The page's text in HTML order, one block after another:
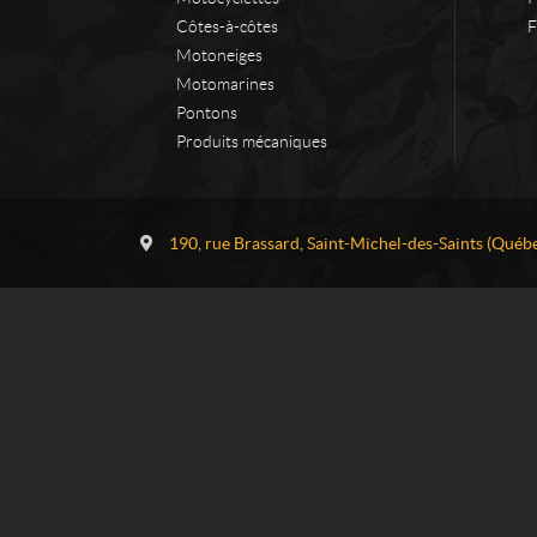
Côtes-à-côtes
Motoneiges
Motomarines
Pontons
Produits mécaniques
t
a
190, rue Brassard Saint-Michel-des-Saints